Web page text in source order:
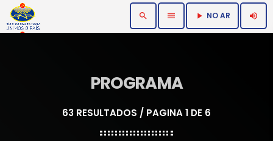
search menu play_arrow NO AR volume_up
PROGRAMA
63 RESULTADOS / PAGINA 1 DE 6